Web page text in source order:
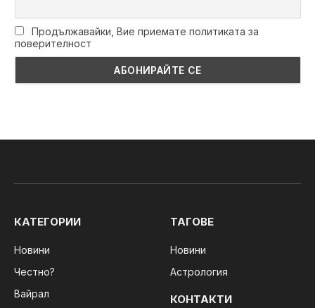
Продължавайки, Вие приемате политиката за
поверителност
КАТЕГОРИИ
Новини
Честно?
Вайрал
ТАГОВЕ
Новини
Астрология
КОНТАКТИ